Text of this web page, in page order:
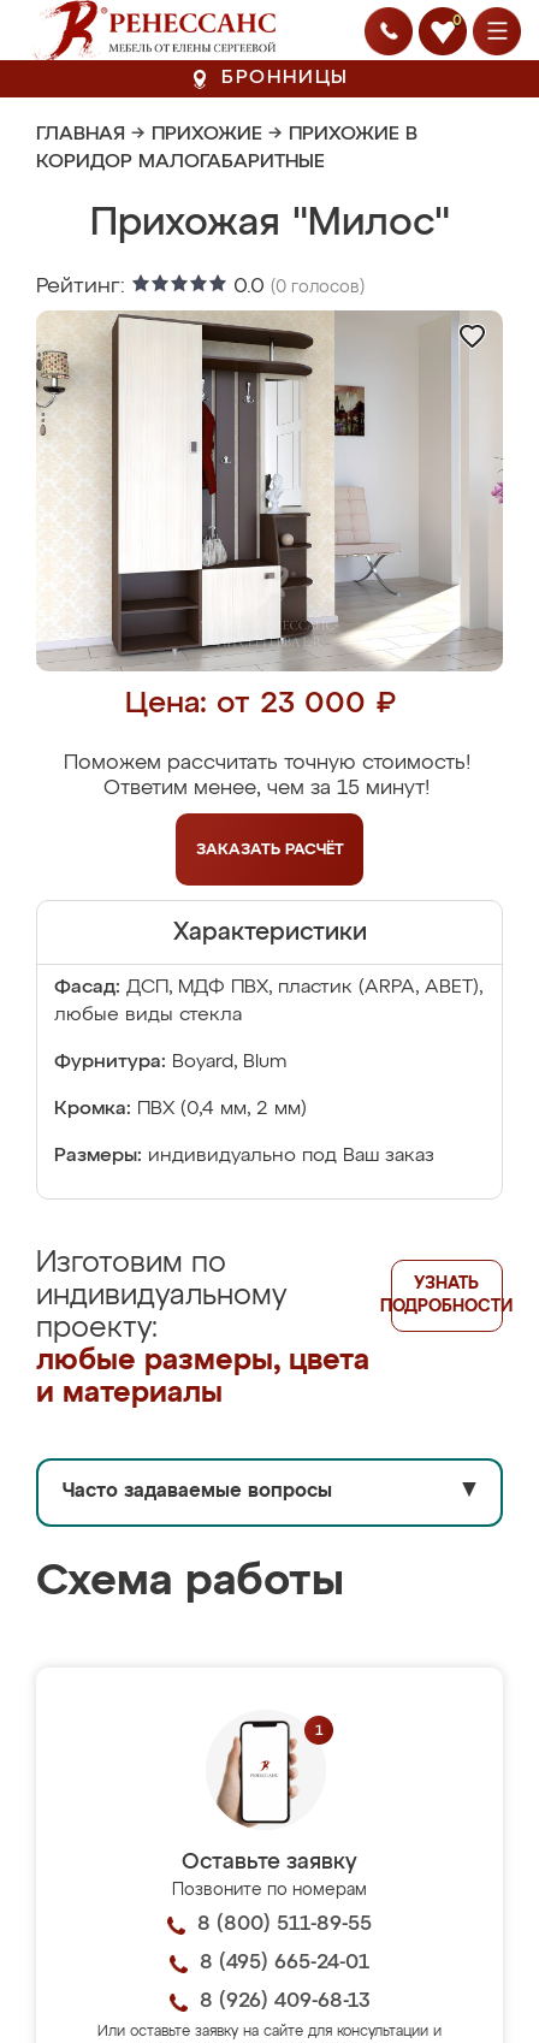
0
БРОННИЦЫ
ГЛАВНАЯ → ПРИХОЖИЕ → ПРИХОЖИЕ В
КОРИДОР МАЛОГАБАРИТНЫЕ
Прихожая "Милос"
Рейтинг: 0.0 (0 голосов)
Цена: от 23 000 ₽
Поможем рассчитать точную стоимость!
Ответим менее, чем за 15 минут!
ЗАКАЗАТЬ РАСЧЁТ
Характеристики
Фасад: ДСП, МДФ ПВХ, пластик (ARPA, ABET),
любые виды стекла
Фурнитура: Boyard, Blum
Кромка: ПВХ (0,4 мм, 2 мм)
Размеры: индивидуально под Ваш заказ
Изготовим по
индивидуальному
проекту:
любые размеры, цвета
и материалы
УЗНАТЬ
ПОДРОБНОСТИ
Часто задаваемые вопросы ▼
Схема работы
Оставьте заявку
Позвоните по номерам
8 (800) 511-89-55
8 (495) 665-24-01
8 (926) 409-68-13
Или оставьте заявку на сайте для консультации и